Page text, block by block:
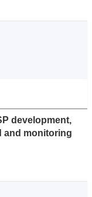
development,
and monitoring